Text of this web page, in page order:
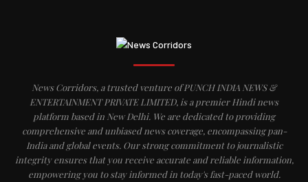
News Corridors, a trusted venture of PUNCH INDIA NEWS &
ENTERTAINMENT PRIVATE LIMITED, is a premier Hindi news
platform based in New Delhi. We are dedicated to providing
comprehensive and unbiased news coverage, encompassing pan-
India and global events. Our strong commitment to journalistic
integrity ensures that you receive accurate and reliable information,
empowering you to stay informed in today's fast-paced world.